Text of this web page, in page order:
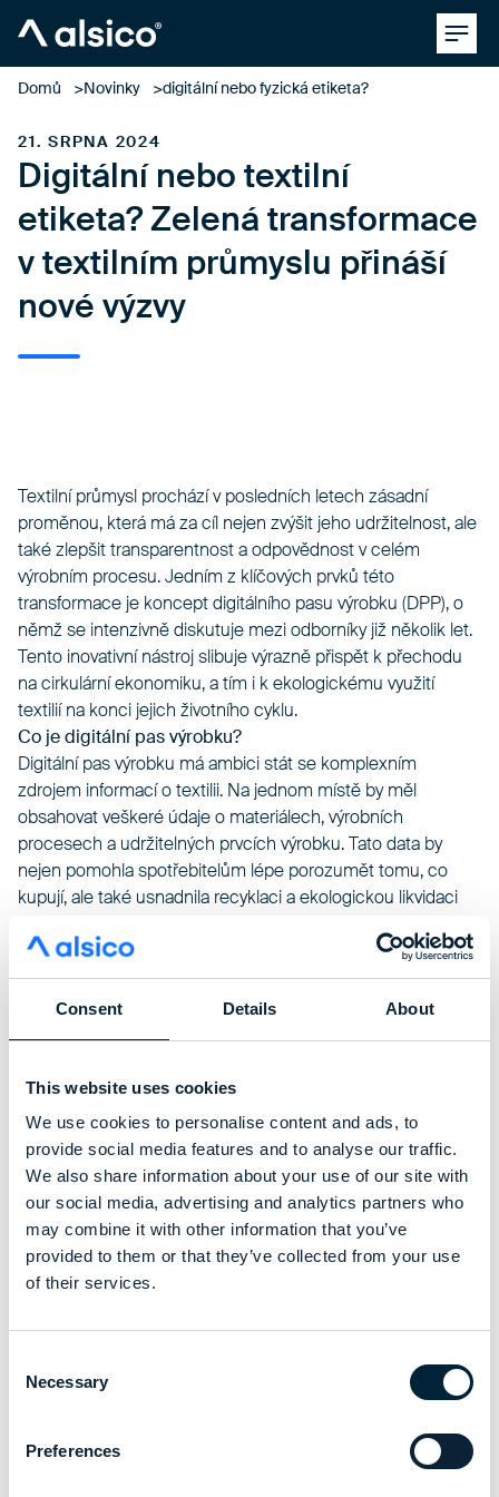
Consent Details About
This website uses cookies
We use cookies to personalise content and ads, to
provide social media features and to analyse our traffic.
We also share information about your use of our site with
our social media, advertising and analytics partners who
may combine it with other information that you’ve
provided to them or that they’ve collected from your use
of their services.
Selection
Necessary
Preferences
Domů Novinky digitální nebo fyzická etiketa?
21. SRPNA 2024
Digitální nebo textilní
etiketa? Zelená transformace
v textilním průmyslu přináší
nové výzvy
Textilní průmysl prochází v posledních letech zásadní
proměnou, která má za cíl nejen zvýšit jeho udržitelnost, ale
také zlepšit transparentnost a odpovědnost v celém
výrobním procesu. Jedním z klíčových prvků této
transformace je koncept digitálního pasu výrobku (DPP), o
němž se intenzivně diskutuje mezi odborníky již několik let.
Tento inovativní nástroj slibuje výrazně přispět k přechodu
na cirkulární ekonomiku, a tím i k ekologickému využití
textilií na konci jejich životního cyklu.
Co je digitální pas výrobku?
Digitální pas výrobku má ambici stát se komplexním
zdrojem informací o textilii. Na jednom místě by měl
obsahovat veškeré údaje o materiálech, výrobních
procesech a udržitelných prvcích výrobku. Tato data by
nejen pomohla spotřebitelům lépe porozumět tomu, co
kupují, ale také usnadnila recyklaci a ekologickou likvidaci
Zatímco detaily o přesné formě DPP jsou stále v přípravě, je
již jasné, že bude na textilních výrobcích přítomen ve formě
čipu. Tento čip bude shromažďovat a uchovávat informace,
Digitální etiketa: budoucnost spotřebitelských informací?
Jedním z nejzajímavějších aspektů digitálního pasu výrobku
je možnost využít jeho část jako digitální etiketu. Tato
etiketa, čitelná prostřednictvím mobilní aplikace, by mohla
zobrazovat pouze ty informace, které jsou legislativně
požadované a pro spotřebitele nejdůležitější – například
výrobce, velikost, materiálové složení a doporučenou péči.
Právě digitální etiketa se stala předmětem intenzivní
spotřebitelského chování, který provedla organizace
textilních výrobcích důležitá
. Tito spotřebitelé očekávají, že
naleznou instrukce k péči přímo na štítku, a to bez ohledu
Fyzická vs. digitální etiketa: Jaký je názor trhu?